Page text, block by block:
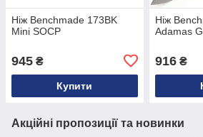
Ніж Benchmade 173BK
Mini SOCP
945 ₴
Купити
Ніж
Adamas
916₴
Акційні пропозиції та новинки